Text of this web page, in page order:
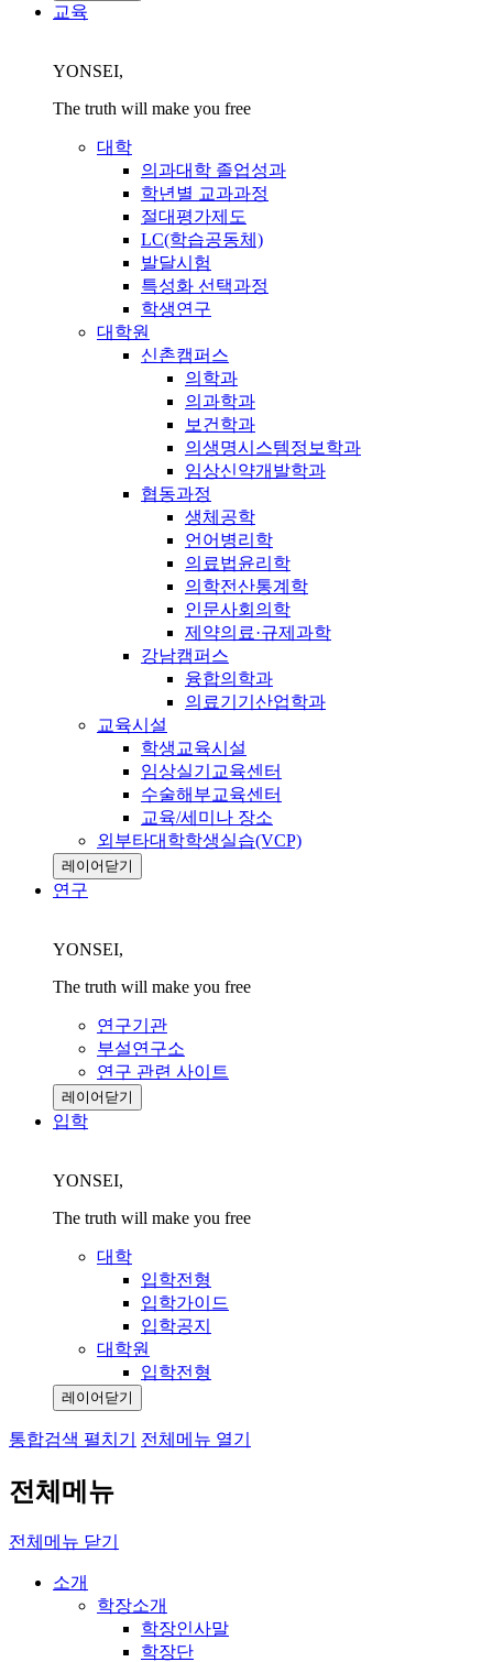
교육
YONSEI,
The truth will make you free
대학
의과대학 졸업성과
학년별 교과과정
절대평가제도
LC(학습공동체)
발달시험
특성화 선택과정
학생연구
대학원
신촌캠퍼스
의학과
의과학과
보건학과
의생명시스템정보학과
임상신약개발학과
협동과정
생체공학
언어병리학
의료법윤리학
의학전산통계학
인문사회의학
제약의료·규제과학
강남캠퍼스
융합의학과
의료기기산업학과
교육시설
학생교육시설
임상실기교육센터
수술해부교육센터
교육/세미나 장소
외부타대학학생실습(VCP)
레이어닫기
연구
YONSEI,
The truth will make you free
연구기관
부설연구소
연구 관련 사이트
레이어닫기
입학
YONSEI,
The truth will make you free
대학
입학전형
입학가이드
입학공지
대학원
입학전형
레이어닫기
통합검색 펼치기 전체메뉴 열기
전체메뉴
전체메뉴 닫기
소개
학장소개
학장인사말
학장단